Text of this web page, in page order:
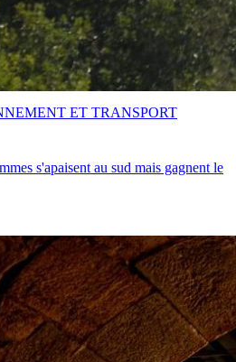
s'apaisent au sud mais gagnent le
ET TRANSPORT